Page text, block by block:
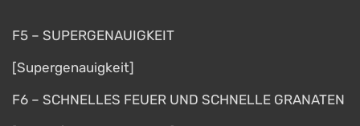
F5 – SUPERGENAUIGKEIT
[Supergenauigkeit]
F6 – SCHNELLES FEUER UND SCHNELLE GRANATEN